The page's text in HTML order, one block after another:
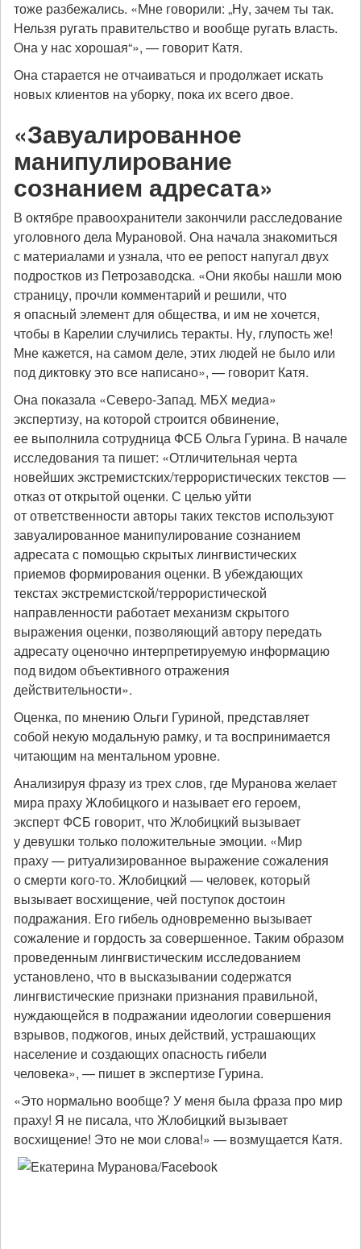
тоже разбежались. «Мне говорили: „Ну, зачем ты так.
Нельзя ругать правительство и вообще ругать власть.
Она у нас хорошая“», — говорит Катя.
Она старается не отчаиваться и продолжает искать
новых клиентов на уборку, пока их всего двое.
«Завуалированное
манипулирование
сознанием адресата»
В октябре правоохранители закончили расследование
уголовного дела Мурановой. Она начала знакомиться
с материалами и узнала, что ее репост напугал двух
подростков из Петрозаводска. «Они якобы нашли мою
страницу, прочли комментарий и решили, что
я опасный элемент для общества, и им не хочется,
чтобы в Карелии случились теракты. Ну, глупость же!
Мне кажется, на самом деле, этих людей не было или
под диктовку это все написано», — говорит Катя.
Она показала «Северо-Запад. МБХ медиа»
экспертизу, на которой строится обвинение,
ее выполнила сотрудница ФСБ Ольга Гурина. В начале
исследования та пишет: «Отличительная черта
новейших экстремистских/террористических текстов —
отказ от открытой оценки. С целью уйти
от ответственности авторы таких текстов используют
завуалированное манипулирование сознанием
адресата с помощью скрытых лингвистических
приемов формирования оценки. В убеждающих
текстах экстремистской/террористической
направленности работает механизм скрытого
выражения оценки, позволяющий автору передать
адресату оценочно интерпретируемую информацию
под видом объективного отражения
действительности».
Оценка, по мнению Ольги Гуриной, представляет
собой некую модальную рамку, и та воспринимается
читающим на ментальном уровне.
Анализируя фразу из трех слов, где Муранова желает
мира праху Жлобицкого и называет его героем,
эксперт ФСБ говорит, что Жлобицкий вызывает
у девушки только положительные эмоции. «Мир
праху — ритуализированное выражение сожаления
о смерти кого-то. Жлобицкий — человек, который
вызывает восхищение, чей поступок достоин
подражания. Его гибель одновременно вызывает
сожаление и гордость за совершенное. Таким образом
проведенным лингвистическим исследованием
установлено, что в высказывании содержатся
лингвистические признаки признания правильной,
нуждающейся в подражании идеологии совершения
взрывов, поджогов, иных действий, устрашающих
население и создающих опасность гибели
человека», — пишет в экспертизе Гурина.
«Это нормально вообще? У меня была фраза про мир
праху! Я не писала, что Жлобицкий вызывает
восхищение! Это не мои слова!» — возмущается Катя.